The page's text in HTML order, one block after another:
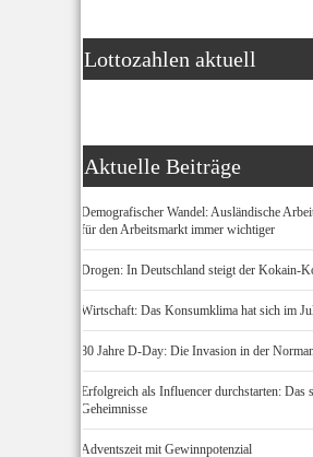
Lottozahlen aktuell
Aktuelle Beiträge
Demografischer Wandel: Ausländische
für den Arbeitsmarkt immer wichtiger
Drogen: In Deutschland steigt der Kokain-
Wirtschaft: Das Konsumklima hat sich im
80 Jahre D-Day: Die Invasion in der
Erfolgreich als Influencer durchstarten: Das
Geheimnisse
Adventszeit mit Gewinnpotenzial